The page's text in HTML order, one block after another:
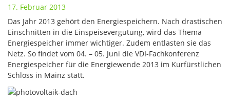
17. Februar 2013
Das Jahr 2013 gehört den Energiespeichern. Nach drastischen
Einschnitten in die Einspeisevergütung, wird das Thema
Energiespeicher immer wichtiger. Zudem entlasten sie das
Netz. So findet vom 04. – 05. Juni die VDI-Fachkonferenz
Energiespeicher für die Energiewende 2013 im Kurfürstlichen
Schloss in Mainz statt.